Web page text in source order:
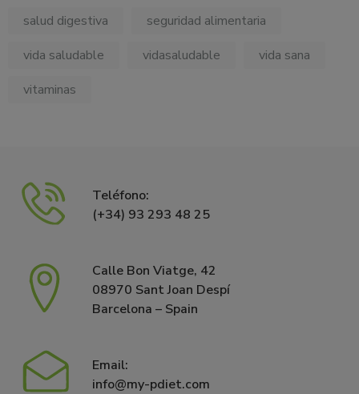
salud digestiva
seguridad alimentaria
vida saludable
vidasaludable
vida sana
vitaminas
Teléfono:
(+34) 93 293 48 25
Calle Bon Viatge, 42
08970 Sant Joan Despí
Barcelona – Spain
Email:
info@my-pdiet.com